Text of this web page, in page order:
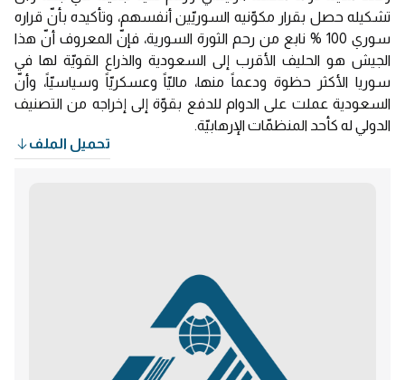
تشكيله حصل بقرار مكوّنيه السوريّين أنفسهم، وتأكيده بأنّ قراره
سوري 100 % نابع من رحم الثورة السورية، فإنّ المعروف أنّ هذا
الجيش هو الحليف الأقرب إلى السعودية والذراع القويّة لها في
سوريا الأكثر حظوة ودعماً منها، ماليّاً وعسكريّاً وسياسيّاً، وأنّ
السعودية عملت على الدوام للدفع بقوّة إلى إخراجه من التصنيف
الدولي له كأحد المنظمّات الإرهابيّة.
تحميل الملف